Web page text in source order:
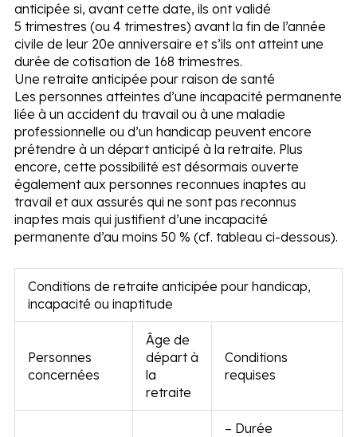
anticipée si, avant cette date, ils ont validé
5 trimestres (ou 4 trimestres) avant la fin de l’année
civile de leur 20e anniversaire et s’ils ont atteint une
durée de cotisation de 168 trimestres.
Une retraite anticipée pour raison de santé
Les personnes atteintes d’une incapacité permanente
liée à un accident du travail ou à une maladie
professionnelle ou d’un handicap peuvent encore
prétendre à un départ anticipé à la retraite. Plus
encore, cette possibilité est désormais ouverte
également aux personnes reconnues inaptes au
travail et aux assurés qui ne sont pas reconnus
inaptes mais qui justifient d’une incapacité
permanente d’au moins 50 % (cf. tableau ci-dessous).
Conditions de retraite anticipée pour handicap,
incapacité ou inaptitude
Personnes
concernées
Âge de
départ à
la
retraite
Conditions
requises
– Durée